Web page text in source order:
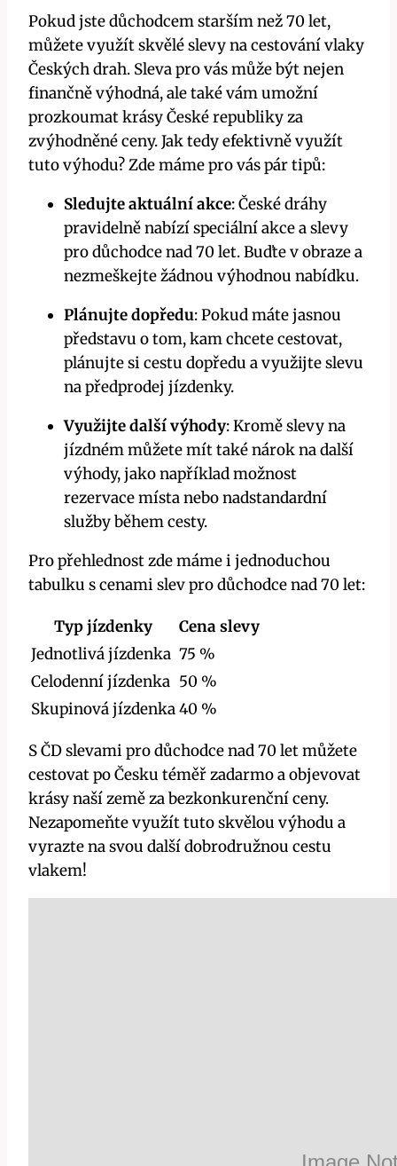
Pokud jste důchodcem starším než 70 let,
můžete využít skvělé slevy na cestování vlaky
Českých drah. Sleva pro vás může být nejen
finančně výhodná, ale také vám umožní
prozkoumat krásy České republiky za
zvýhodněné ceny. Jak tedy efektivně využít
tuto výhodu? Zde máme pro vás pár tipů:
Sledujte aktuální akce: České dráhy
pravidelně nabízí speciální akce a slevy
pro důchodce nad 70 let. Buďte v obraze a
nezmeškejte žádnou výhodnou nabídku.
Plánujte dopředu: Pokud máte jasnou
představu o tom, kam chcete cestovat,
plánujte si cestu dopředu a využijte slevu
na předprodej jízdenky.
Využijte další výhody: Kromě slevy na
jízdném můžete mít také nárok na další
výhody, jako například možnost
rezervace místa nebo nadstandardní
služby během cesty.
Pro přehlednost zde máme i jednoduchou
tabulku s cenami slev pro důchodce nad 70 let:
Typ jízdenky
Cena slevy
Jednotlivá jízdenka 75 %
Celodenní jízdenka 50 %
Skupinová jízdenka40 %
S ČD slevami pro důchodce nad 70 let můžete
cestovat po Česku téměř zadarmo a objevovat
krásy naší země za bezkonkurenční ceny.
Nezapomeňte využít tuto skvělou výhodu a
vyrazte na svou další dobrodružnou cestu
vlakem!